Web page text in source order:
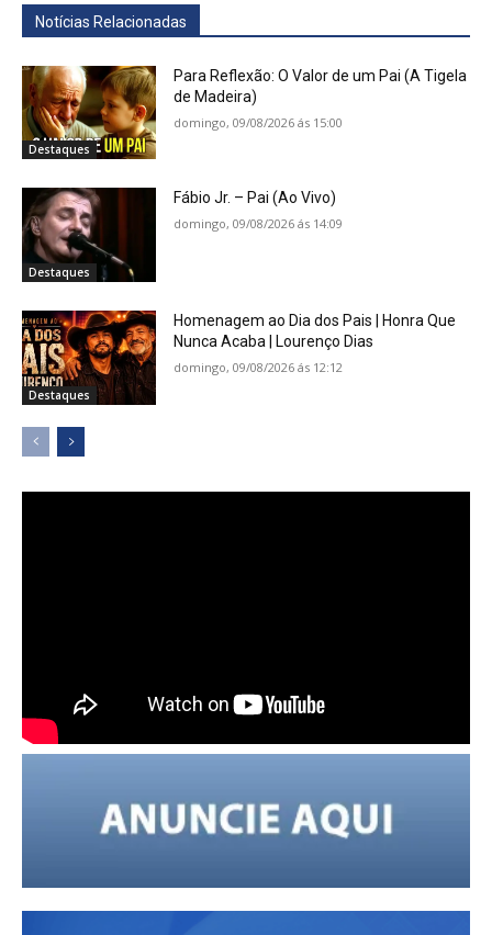
Notícias Relacionadas
Destaques
Para Reflexão: O Valor de um Pai (A Tigela
de Madeira)
domingo, 09/08/2026 ás 15:00
Destaques
Fábio Jr. – Pai (Ao Vivo)
domingo, 09/08/2026 ás 14:09
Destaques
Homenagem ao Dia dos Pais | Honra Que
Nunca Acaba | Lourenço Dias
domingo, 09/08/2026 ás 12:12